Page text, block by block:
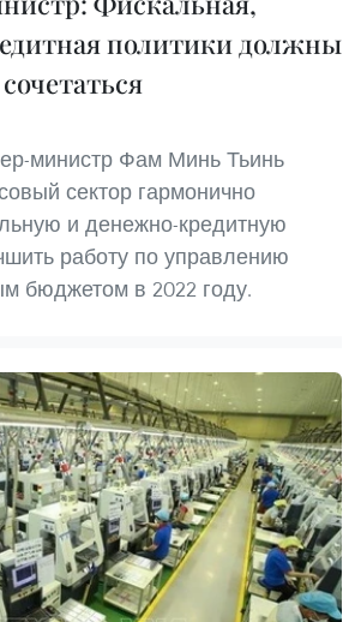
политики должны
министр Фам Минь Тьинь
сектор гармонично
и денежно-кредитную
работу по управлению
бюджетом в 2022 году.